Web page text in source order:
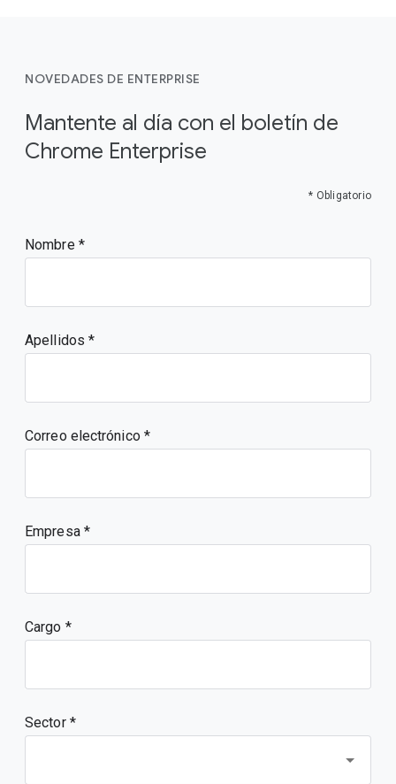
NOVEDADES DE ENTERPRISE
Mantente al día con el boletín de
Chrome Enterprise
* Obligatorio
Nombre
Apellidos
Correo electrónico
Empresa
Cargo
Sector *